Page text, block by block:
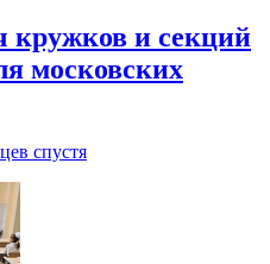
кружков и секций
московских
спустя